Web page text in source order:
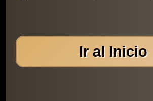
Ir al Inicio